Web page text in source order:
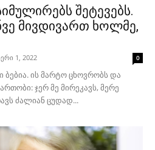
შეტევებს.
მივდივართ ხოლმე,
1, 2022 0
ბებია. ის მარტო ცხოვრობს და
ჯერ მე მირეკავს, მერე
ძალიან ცუდად...